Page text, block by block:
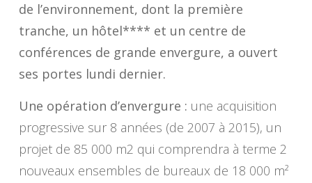
de l’environnement, dont la première
tranche, un hôtel**** et un centre de
conférences de grande envergure, a ouvert
ses portes lundi dernier.
Une opération d’envergure : une acquisition
progressive sur 8 années (de 2007 à 2015), un
projet de 85 000 m2 qui comprendra à terme 2
nouveaux ensembles de bureaux de 18 000 m²